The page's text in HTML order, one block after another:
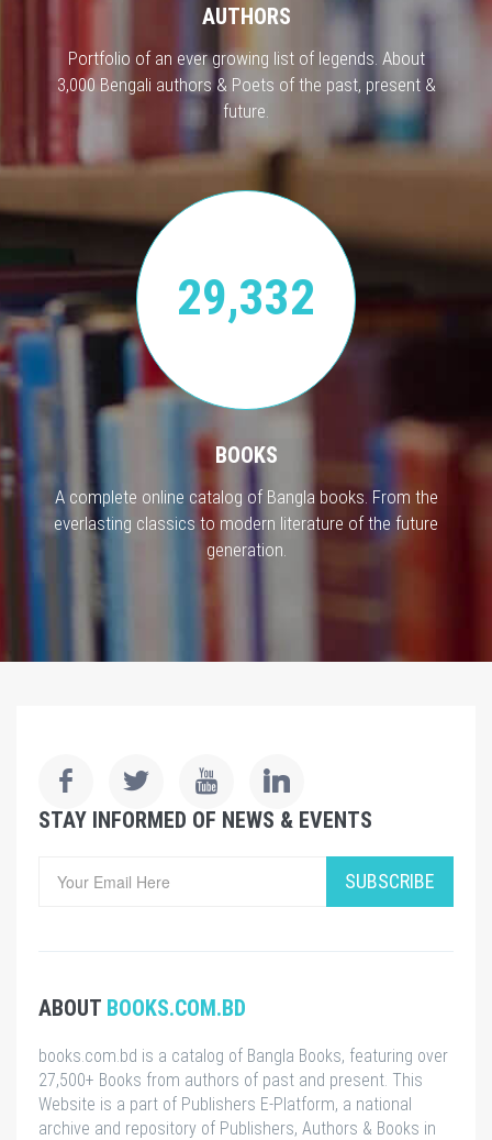
AUTHORS
Portfolio of an ever growing list of legends. About
3,000 Bengali authors & Poets of the past, present &
future.
29,332
BOOKS
A complete online catalog of Bangla books. From the
everlasting classics to modern literature of the future
generation.
STAY INFORMED OF NEWS & EVENTS
SUBSCRIBE
ABOUT BOOKS.COM.BD
books.com.bd is a catalog of Bangla Books, featuring over
27,500+ Books from authors of past and present. This
Website is a part of Publishers E-Platform, a national
archive and repository of Publishers, Authors & Books in